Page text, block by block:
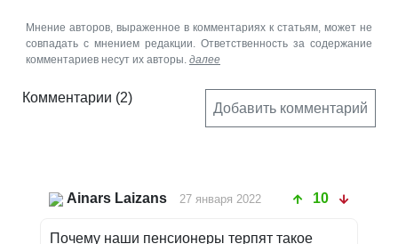
Мнение авторов, выраженное в комментариях к статьям, может не
совпадать с мнением редакции. Ответственность за содержание
комментариев несут их авторы. далее
Комментарии (2)
Добавить комментарий
Ainars Laizans 27 января 2022 10
Почему наши пенсионеры терпят такое